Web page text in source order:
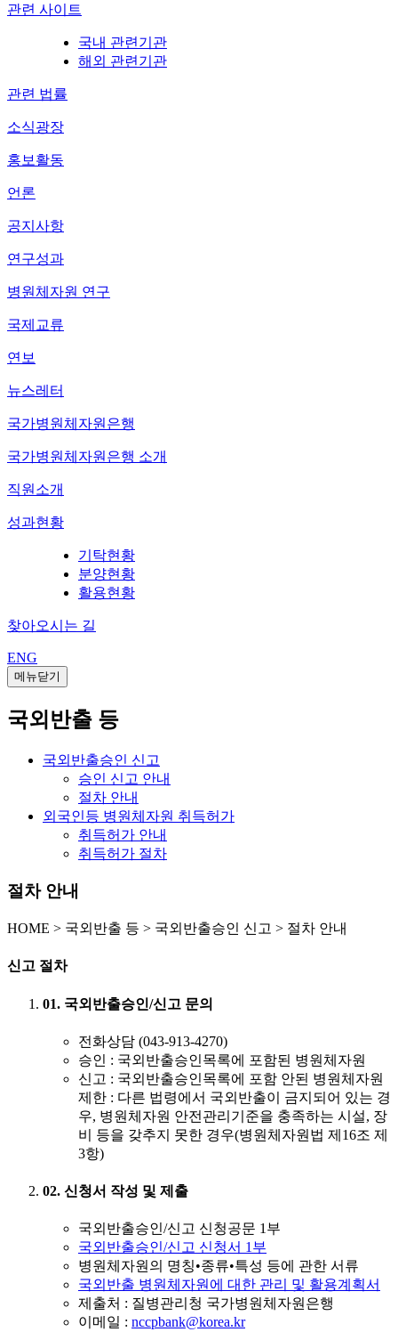
관련 사이트
국내 관련기관
해외 관련기관
관련 법률
소식광장
홍보활동
언론
공지사항
연구성과
병원체자원 연구
국제교류
연보
뉴스레터
국가병원체자원은행
국가병원체자원은행 소개
직원소개
성과현황
기탁현황
분양현황
활용현황
찾아오시는 길
ENG
메뉴닫기
국외반출 등
국외반출승인 신고
승인 신고 안내
절차 안내
외국인등 병원체자원 취득허가
취득허가 안내
취득허가 절차
절차 안내
HOME > 국외반출 등 > 국외반출승인 신고 > 절차 안내
신고 절차
01. 국외반출승인/신고 문의
전화상담 (043-913-4270)
승인 : 국외반출승인목록에 포함된 병원체자원
신고 : 국외반출승인목록에 포함 안된 병원체자원
제한 : 다른 법령에서 국외반출이 금지되어 있는 경
우, 병원체자원 안전관리기준을 충족하는 시설, 장
비 등을 갖추지 못한 경우(병원체자원법 제16조 제
3항)
02. 신청서 작성 및 제출
국외반출승인/신고 신청공문 1부
국외반출승인/신고 신청서 1부
병원체자원의 명칭•종류•특성 등에 관한 서류
국외반출 병원체자원에 대한 관리 및 활용계획서
제출처 : 질병관리청 국가병원체자원은행
이메일 : nccpbank@korea.kr